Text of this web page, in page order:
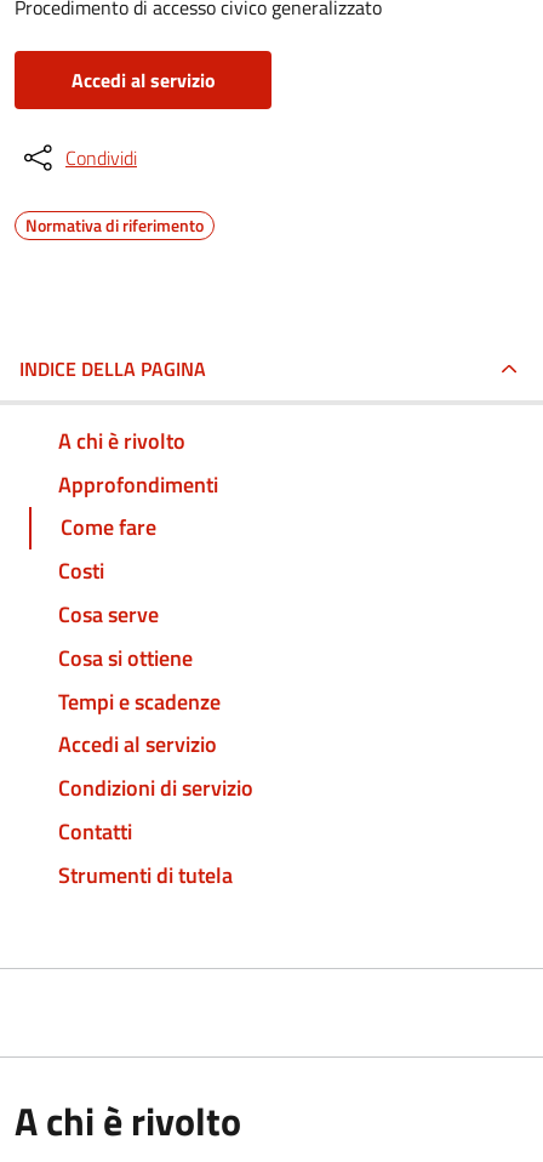
Procedimento di accesso civico generalizzato
Accedi al servizio
Condividi
Normativa di riferimento
INDICE DELLA PAGINA
A chi è rivolto
Approfondimenti
Come fare
Costi
Cosa serve
Cosa si ottiene
Tempi e scadenze
Accedi al servizio
Condizioni di servizio
Contatti
Strumenti di tutela
A chi è rivolto